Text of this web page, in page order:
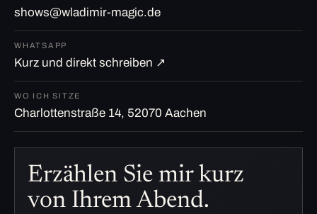
shows@wladimir-magic.de
WHATSAPP
Kurz und direkt schreiben ↗
WO ICH SITZE
Charlottenstraße 14, 52070 Aachen
Erzählen Sie mir kurz
von Ihrem Abend.